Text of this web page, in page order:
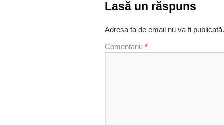
Lasă un răspuns
Adresa ta de email nu va fi publicată.
Comentariu *